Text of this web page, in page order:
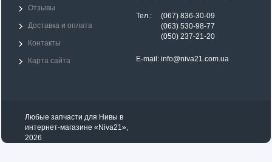
Тел.: (067) 836-30-09
(063) 530-98-77
(050) 237-21-20
E-mail: info@niva21.com.ua
Отзывы
Доставка и оплата
Контакты
Карта сайта
Любыезапчасти для Нивы в
интернет-магазине «Niva21»,
2026